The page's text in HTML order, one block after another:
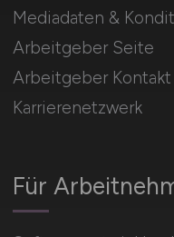
Für
Mediadaten &
Arbeitgeber Seite
Arbeitgeber Kontakt
Karrierenetzwerk